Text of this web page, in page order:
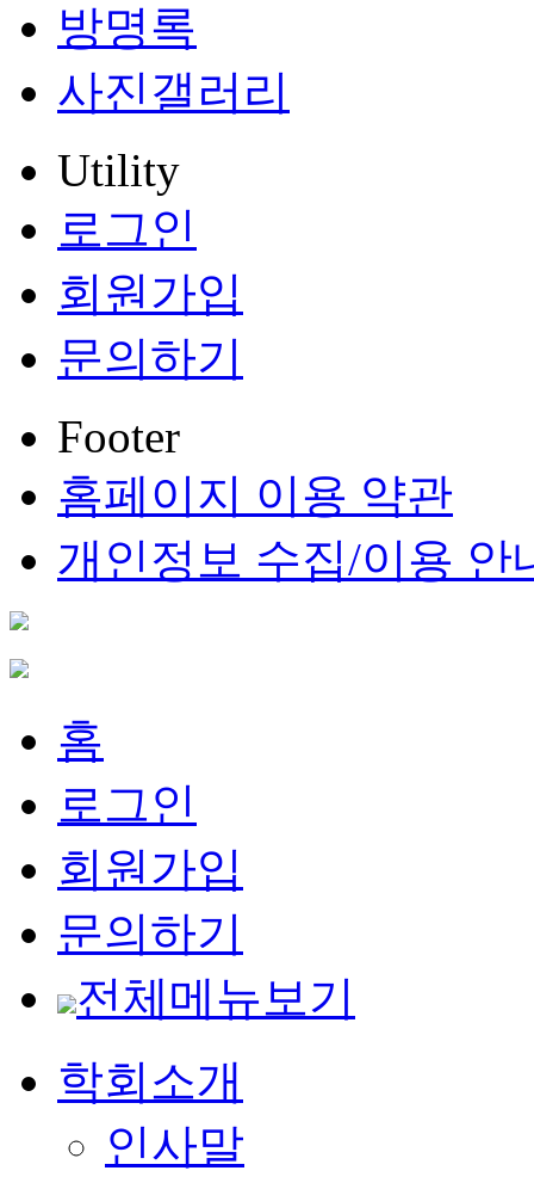
방명록
사진갤러리
Utility
로그인
회원가입
문의하기
Footer
홈페이지 이용 약관
개인정보 수집/이용 안
홈
로그인
회원가입
문의하기
전체메뉴보기
학회소개
인사말